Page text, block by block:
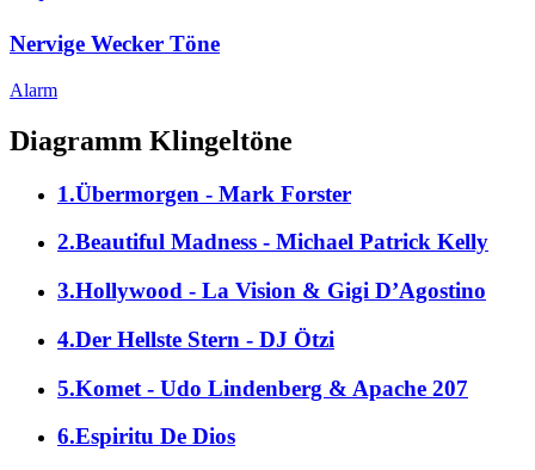
Nervige Wecker Töne
Alarm
Diagramm Klingeltöne
1.Übermorgen - Mark Forster
2.Beautiful Madness - Michael Patrick Kelly
3.Hollywood - La Vision & Gigi D’Agostino
4.Der Hellste Stern - DJ Ötzi
5.Komet - Udo Lindenberg & Apache 207
6.Espiritu De Dios